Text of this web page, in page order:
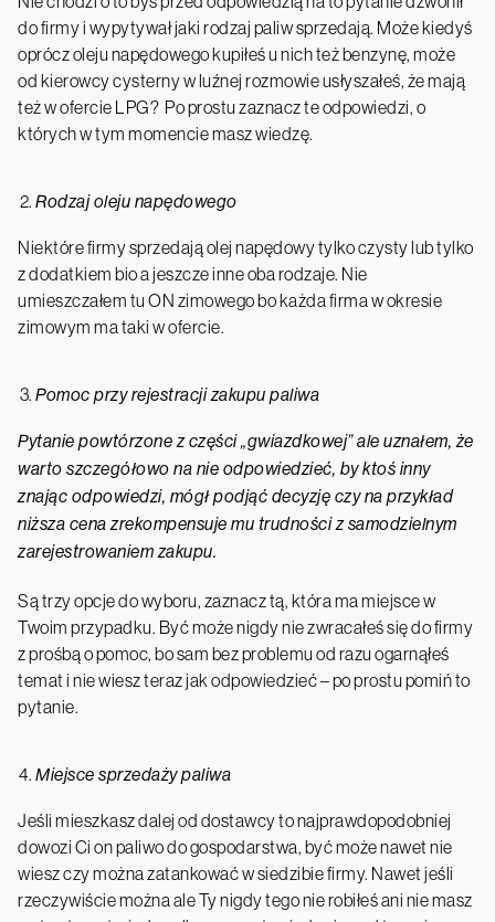
do firmy i wypytywał jaki rodzaj paliw sprzedają. Może kiedyś
oprócz oleju napędowego kupiłeś u nich też benzynę, może
od kierowcy cysterny w luźnej rozmowie usłyszałeś, że mają
też w ofercie LPG? Po prostu zaznacz te odpowiedzi, o
których w tym momencie masz wiedzę.
Rodzaj oleju napędowego
Niektóre firmy sprzedają olej napędowy tylko czysty lub tylko
z dodatkiem bio a jeszcze inne oba rodzaje. Nie
umieszczałem tu ON zimowego bo każda firma w okresie
zimowym ma taki w ofercie.
Pomoc przy rejestracji zakupu paliwa
Pytanie powtórzone z części „gwiazdkowej” ale uznałem, że
warto szczegółowo na nie odpowiedzieć, by ktoś inny
znając odpowiedzi, mógł podjąć decyzję czy na przykład
niższa cena zrekompensuje mu trudności z samodzielnym
zarejestrowaniem zakupu.
Są trzy opcje do wyboru, zaznacz tą, która ma miejsce w
Twoim przypadku. Być może nigdy nie zwracałeś się do firmy
z prośbą o pomoc, bo sam bez problemu od razu ogarnąłeś
temat i nie wiesz teraz jak odpowiedzieć – po prostu pomiń to
pytanie.
Miejsce sprzedaży paliwa
Jeśli mieszkasz dalej od dostawcy to najprawdopodobniej
dowozi Ci on paliwo do gospodarstwa, być może nawet nie
wiesz czy można zatankować w siedzibie firmy. Nawet jeśli
rzeczywiście można ale Ty nigdy tego nie robiłeś ani nie masz